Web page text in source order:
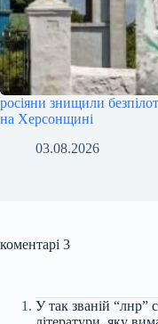
росіяни знищили
на Херсонщині
03.08.2026
коментарі 3
У так званій “лнр”